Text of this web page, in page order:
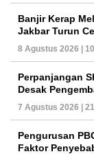
Banjir Kerap
Jakbar Turun
8 Agustus 2026 |
Perpanjangan
Desak
7 Agustus 2026 |
Pengurusan
Faktor